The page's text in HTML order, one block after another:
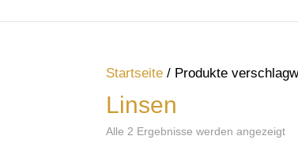
Startseite / Produkte
Linsen
Alle 2 Ergebnisse werden angezeigt